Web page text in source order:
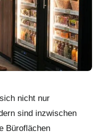
nicht nur
sind inzwischen
Büroflächen